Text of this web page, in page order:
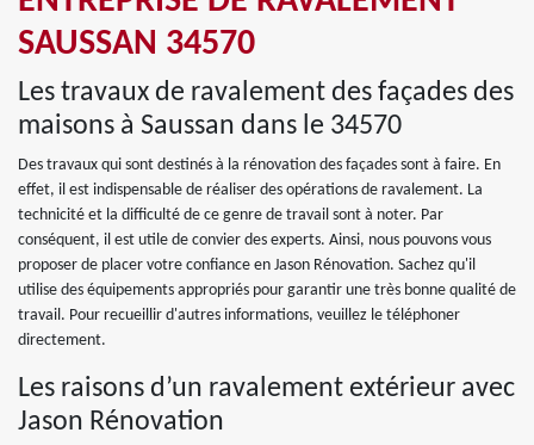
SAUSSAN 34570
Les travaux de ravalement des façades des
maisons à Saussan dans le 34570
Des travaux qui sont destinés à la rénovation des façades sont à faire. En
effet, il est indispensable de réaliser des opérations de ravalement. La
technicité et la difficulté de ce genre de travail sont à noter. Par
conséquent, il est utile de convier des experts. Ainsi, nous pouvons vous
proposer de placer votre confiance en Jason Rénovation. Sachez qu'il
utilise des équipements appropriés pour garantir une très bonne qualité de
travail. Pour recueillir d'autres informations, veuillez le téléphoner
directement.
Les raisons d’un ravalement extérieur avec
Jason Rénovation